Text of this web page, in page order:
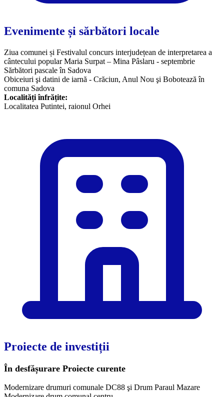
Evenimente și sărbători locale
Ziua comunei și Festivalul concurs interjudețean de interpretarea a
cântecului popular Maria Surpat – Mina Pâslaru - septembrie
​Sărbători pascale în Sadova
Obiceiuri şi datini de iarnă - Crăciun, Anul Nou şi Bobotează în
comuna Sadova
Localități înfrățite:
​Localitatea Putintei, raionul Orhei
Proiecte de investiții
În desfășurare Proiecte curente
Modernizare drumuri comunale DC88 şi Drum Paraul Mazare